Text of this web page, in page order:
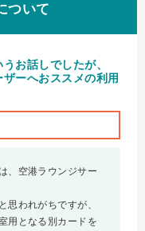
ついて
お話しでしたが、
ーへおススメの利用
、空港ラウンジサー
思われがちですが、
用となる別カードを